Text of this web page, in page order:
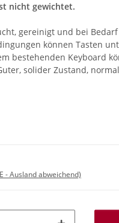
nicht gewichtet.
gereinigt und bei
können Tasten
bestehenden Keyboard
solider Zustand,
- Ausland abweichend)